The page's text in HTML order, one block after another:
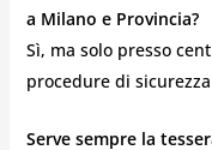
a Milano e Provincia?
Sì, ma solo presso
procedure di
Serve sempre la